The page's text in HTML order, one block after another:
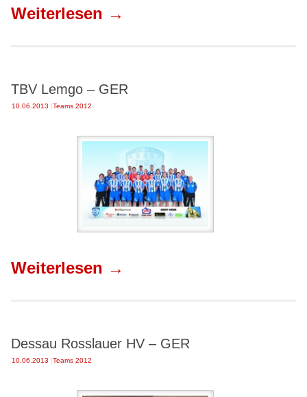
Weiterlesen →
TBV Lemgo – GER
10.06.2013 |Teams 2012
Weiterlesen →
Dessau Rosslauer HV – GER
10.06.2013 |Teams 2012